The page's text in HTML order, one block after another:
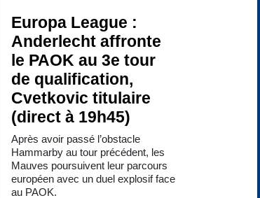
Europa League :
Anderlecht affronte
le PAOK au 3e tour
de qualification,
Cvetkovic titulaire
(direct à 19h45)
Après avoir passé l’obstacle
Hammarby au tour précédent, les
Mauves poursuivent leur parcours
européen avec un duel explosif face
au PAOK.